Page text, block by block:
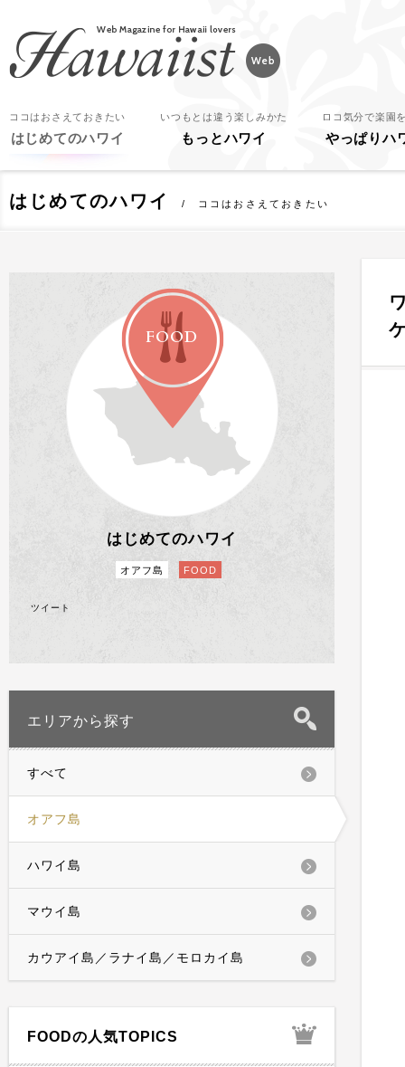
ココはおさえておきたい
はじめてのハワイ
いつもとは違う楽しみかた
もっとハワイ
ロコ気分で楽園
やっぱりハ
はじめてのハワイ ココはおさえておきたい
FOOD
はじめてのハワイ
オアフ島 FOOD
ツイート
エリアから探す
すべて
オアフ島
ハワイ島
マウイ島
カウアイ島／ラナイ島／モロカイ島
FOODの人気TOPICS